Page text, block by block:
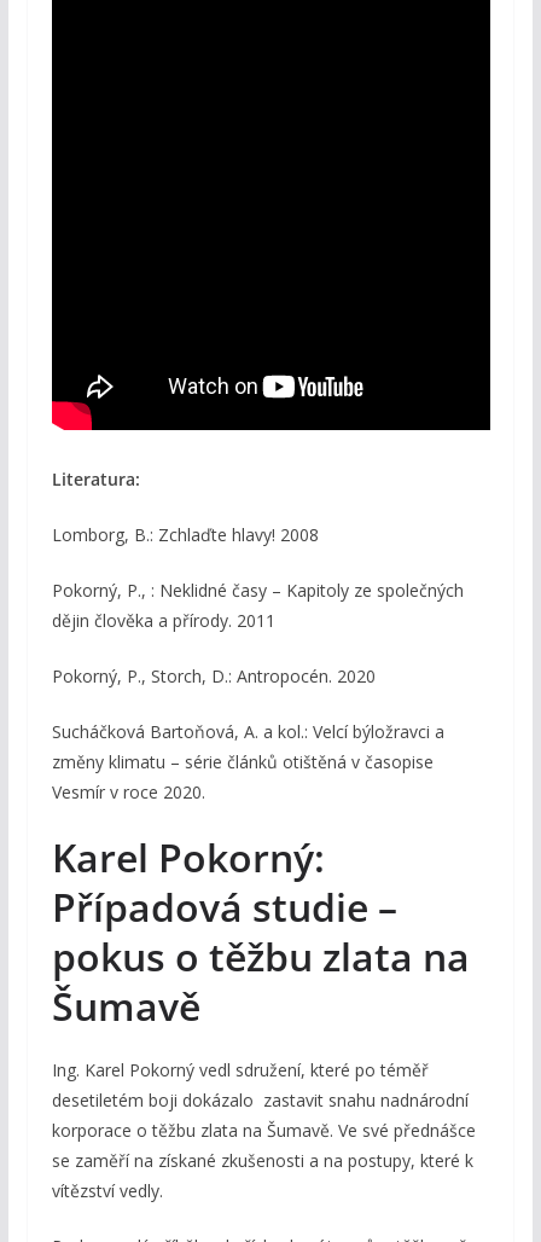
Literatura:
Lomborg, B.: Zchlaďte hlavy! 2008
Pokorný, P., : Neklidné časy – Kapitoly ze společných
dějin člověka a přírody. 2011
Pokorný, P., Storch, D.: Antropocén. 2020
Sucháčková Bartoňová, A. a kol.: Velcí býložravci a
změny klimatu – série článků otištěná v časopise
Vesmír v roce 2020.
Karel Pokorný:
Případová studie –
pokus o těžbu zlata na
Šumavě
Ing. Karel Pokorný vedl sdružení, které po téměř
desetiletém boji dokázalo zastavit snahu nadnárodní
korporace o těžbu zlata na Šumavě. Ve své přednášce
se zaměří na získané zkušenosti a na postupy, které k
vítězství vedly.